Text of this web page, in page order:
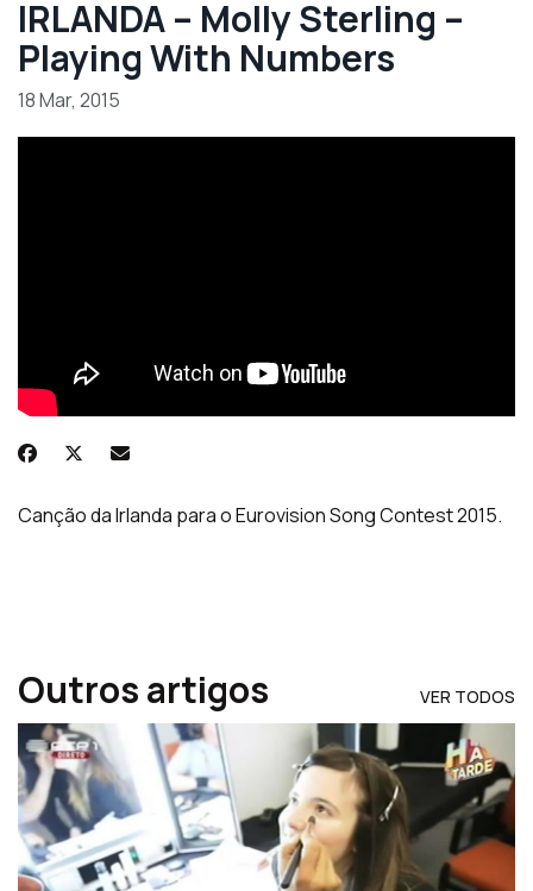
IRLANDA – Molly Sterling –
Playing With Numbers
18 Mar, 2015
Canção da Irlanda para o Eurovision Song Contest 2015.
Outros artigos VER TODOS